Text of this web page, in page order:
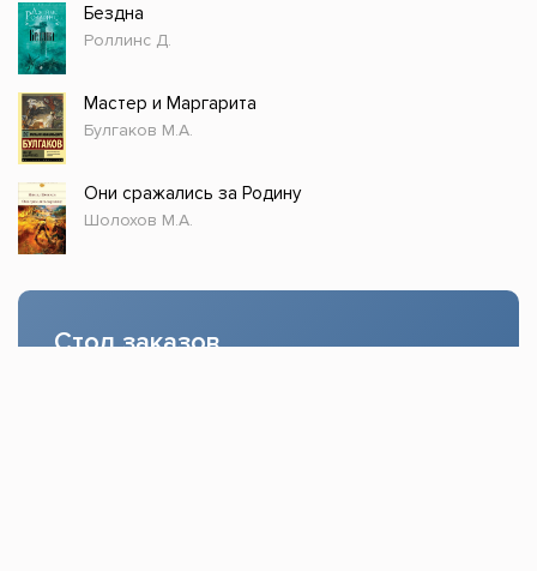
Бездна
Роллинс Д.
Мастер и Маргарита
Булгаков М.А.
Они сражались за Родину
Шолохов М.А.
Стол заказов